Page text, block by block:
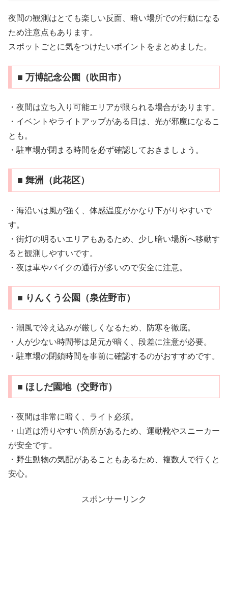
夜間の観測はとても楽しい反面、暗い場所での行動になる
ため注意点もあります。
スポットごとに気をつけたいポイントをまとめました。
■ 万博記念公園（吹田市）
・夜間は立ち入り可能エリアが限られる場合があります。
・イベントやライトアップがある日は、光が邪魔になるこ
とも。
・駐車場が閉まる時間を必ず確認しておきましょう。
■ 舞洲（此花区）
・海沿いは風が強く、体感温度がかなり下がりやすいで
す。
・街灯の明るいエリアもあるため、少し暗い場所へ移動す
ると観測しやすいです。
・夜は車やバイクの通行が多いので安全に注意。
■ りんくう公園（泉佐野市）
・潮風で冷え込みが厳しくなるため、防寒を徹底。
・人が少ない時間帯は足元が暗く、段差に注意が必要。
・駐車場の閉鎖時間を事前に確認するのがおすすめです。
■ ほしだ園地（交野市）
・夜間は非常に暗く、ライト必須。
・山道は滑りやすい箇所があるため、運動靴やスニーカー
が安全です。
・野生動物の気配があることもあるため、複数人で行くと
安心。
スポンサーリンク